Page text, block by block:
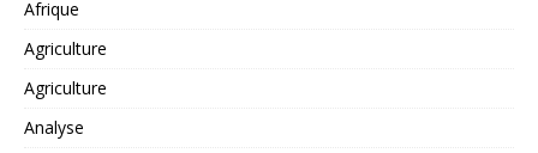
Afrique
Agriculture
Agriculture
Analyse